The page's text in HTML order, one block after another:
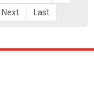
Next Last